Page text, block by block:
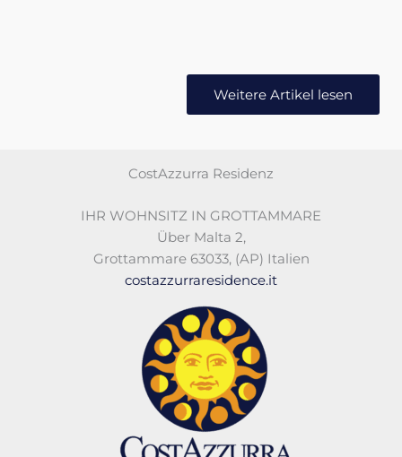
Weitere Artikel lesen
CostAzzurra Residenz
IHR WOHNSITZ IN GROTTAMMARE
Über Malta 2,
Grottammare 63033,(AP) Italien
costazzurraresidence.it